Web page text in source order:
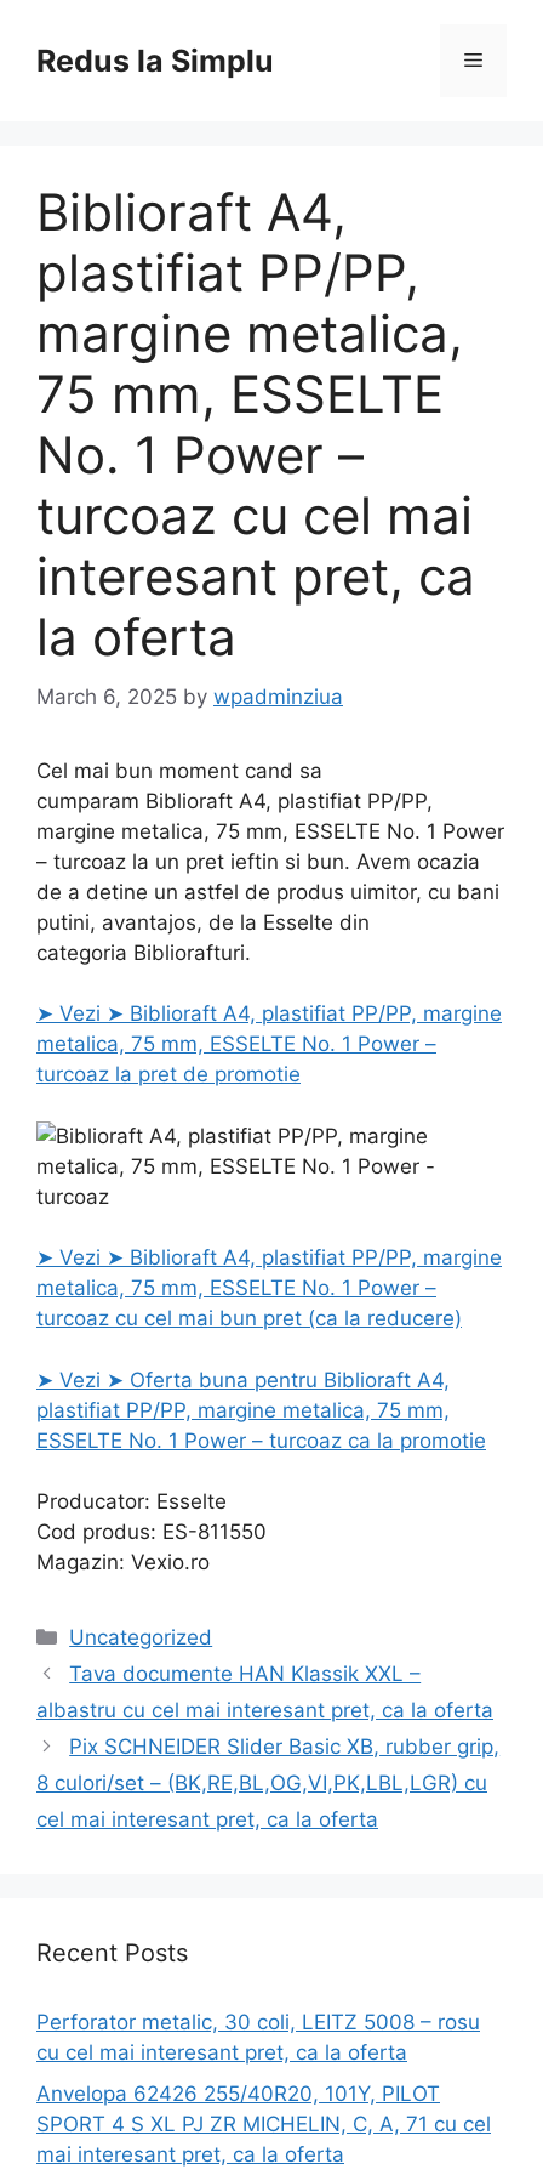
contentRedus la Simplu Menu
Biblioraft A4,
plastifiat PP/PP,
margine metalica,
75 mm, ESSELTE
No. 1 Power –
turcoaz cu cel mai
interesant pret, ca
la oferta
March 6, 2025 by wpadminziua
Cel mai bun moment cand sa
cumparam Biblioraft A4, plastifiat PP/PP,
margine metalica, 75 mm, ESSELTE No. 1 Power
– turcoaz la un pret ieftin si bun. Avem ocazia
de a detine un astfel de produs uimitor, cu bani
putini, avantajos, de la Esselte din
categoria Bibliorafturi.
➤ Vezi ➤ Biblioraft A4, plastifiat PP/PP, margine
metalica, 75 mm, ESSELTE No. 1 Power –
turcoaz la pret de promotie
➤ Vezi ➤ Biblioraft A4, plastifiat PP/PP, margine
metalica, 75 mm, ESSELTE No. 1 Power –
turcoaz cu cel mai bun pret (ca la reducere)
➤ Vezi ➤ Oferta buna pentru Biblioraft A4,
plastifiat PP/PP, margine metalica, 75 mm,
ESSELTE No. 1 Power – turcoaz ca la promotie
Producator: Esselte
Cod produs: ES-811550
Magazin: Vexio.ro
Categories
Uncategorized
Tava documente HAN Klassik XXL –
albastru cu cel mai interesant pret, ca la oferta
Pix SCHNEIDER Slider Basic XB, rubber grip,
8 culori/set – (BK,RE,BL,OG,VI,PK,LBL,LGR) cu
cel mai interesant pret, ca la oferta
Recent Posts
Perforator metalic, 30 coli, LEITZ 5008 – rosu
cu cel mai interesant pret, ca la oferta
Anvelopa 62426 255/40R20, 101Y, PILOT
SPORT 4 S XL PJ ZR MICHELIN, C, A, 71 cu cel
mai interesant pret, ca la oferta